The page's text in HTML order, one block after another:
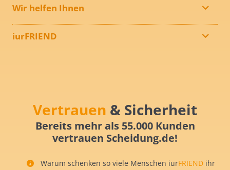
Wir helfen Ihnen
iurFRIEND
Vertrauen & Sicherheit
Bereits mehr als 55.000 Kunden
vertrauen Scheidung.de!
Warum schenken so viele Menschen iurFRIEND ihr